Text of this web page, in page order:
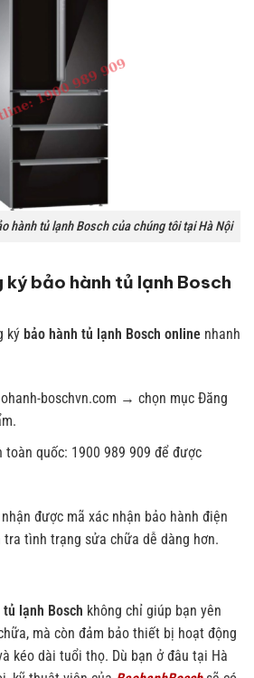
hành tủ lạnh Bosch của chúng tôi tại Hà Nội
ký bảo hành tủ lạnh Bosch
ký bảo hành tủ lạnh Bosch online nhanh
boschvn.com → chọn mục Đăng
toàn quốc: 1900 989 909 để được
được mã xác nhận bảo hành điện
tình trạng sửa chữa dễ dàng hơn.
lạnh Bosch không chỉ giúp bạn yên
mà còn đảm bảo thiết bị hoạt động
kéo dài tuổi thọ. Dù bạn ở đâu tại Hà